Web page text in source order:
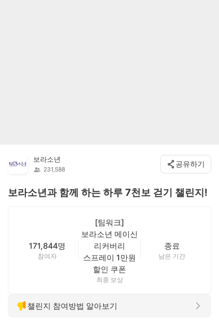
보라소년
231,588
공유하기
보라소년과 함께 하는 하루 7천보 걷기 챌린지!
171,844명
참여자
[팀워크]
보라소년 메이신
리커버리
스프레이 1만원
할인 쿠폰
최종 보상
종료
남은 기간
챌린지 참여방법 알아보기